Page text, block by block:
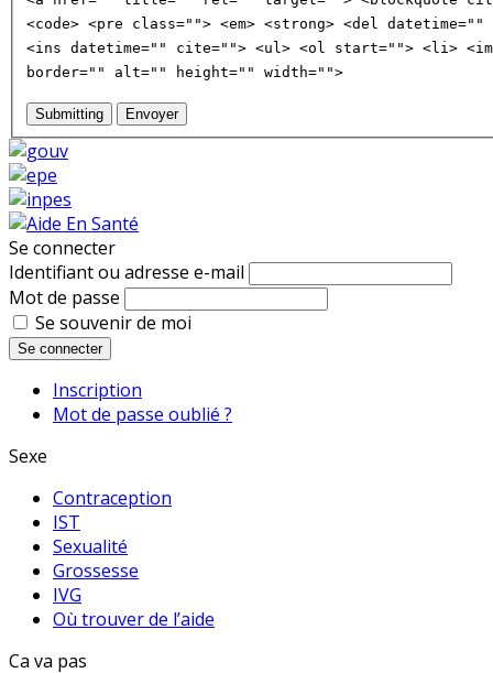
<code> <pre class=""> <em> <strong> <del
<ins datetime="" cite=""> <ul> <ol start=""> <li>
border="" alt="" height="" width="">
Submitting Envoyer
Se connecter
Identifiant ou adresse e-mail
Mot de passe
Se souvenir de moi
Se connecter
Inscription
Mot de passe oublié ?
Sexe
Contraception
IST
Sexualité
Grossesse
IVG
Où trouver de l’aide
Ca va pas